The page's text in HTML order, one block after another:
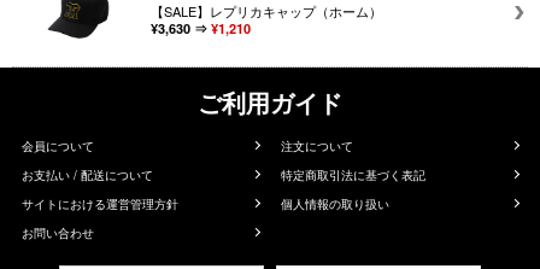
【SALE】レプリカキャップ（ホーム）
¥3,630 ⇒ ¥1,210
ご利用ガイド
会員について
注文について
お支払い / 配送について
特定商取引法に基づく表記
サイトにおける運営管理方針
個人情報の取り扱い
お問い合わせ